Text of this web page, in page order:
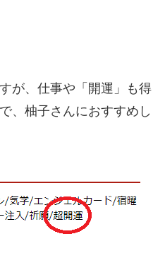
が、仕事や「開運」も得
、柚子さんにおすすめし